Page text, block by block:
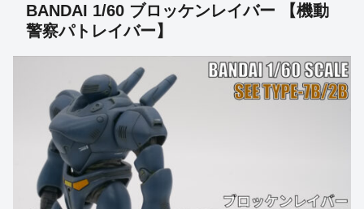
BANDAI 1/60 ブロッケンレイバー 【機動
警察パトレイバー】